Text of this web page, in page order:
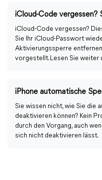
iCloud-Code vergessen?
Sie Ihr iCloud-Passwort
Aktivierungssperre
vorgestellt. Lesen Sie weiter
Sie wissen nicht, wie Sie die
deaktivieren können? Kein
durch den Vorgang, auch
sich nicht deaktivieren lässt.